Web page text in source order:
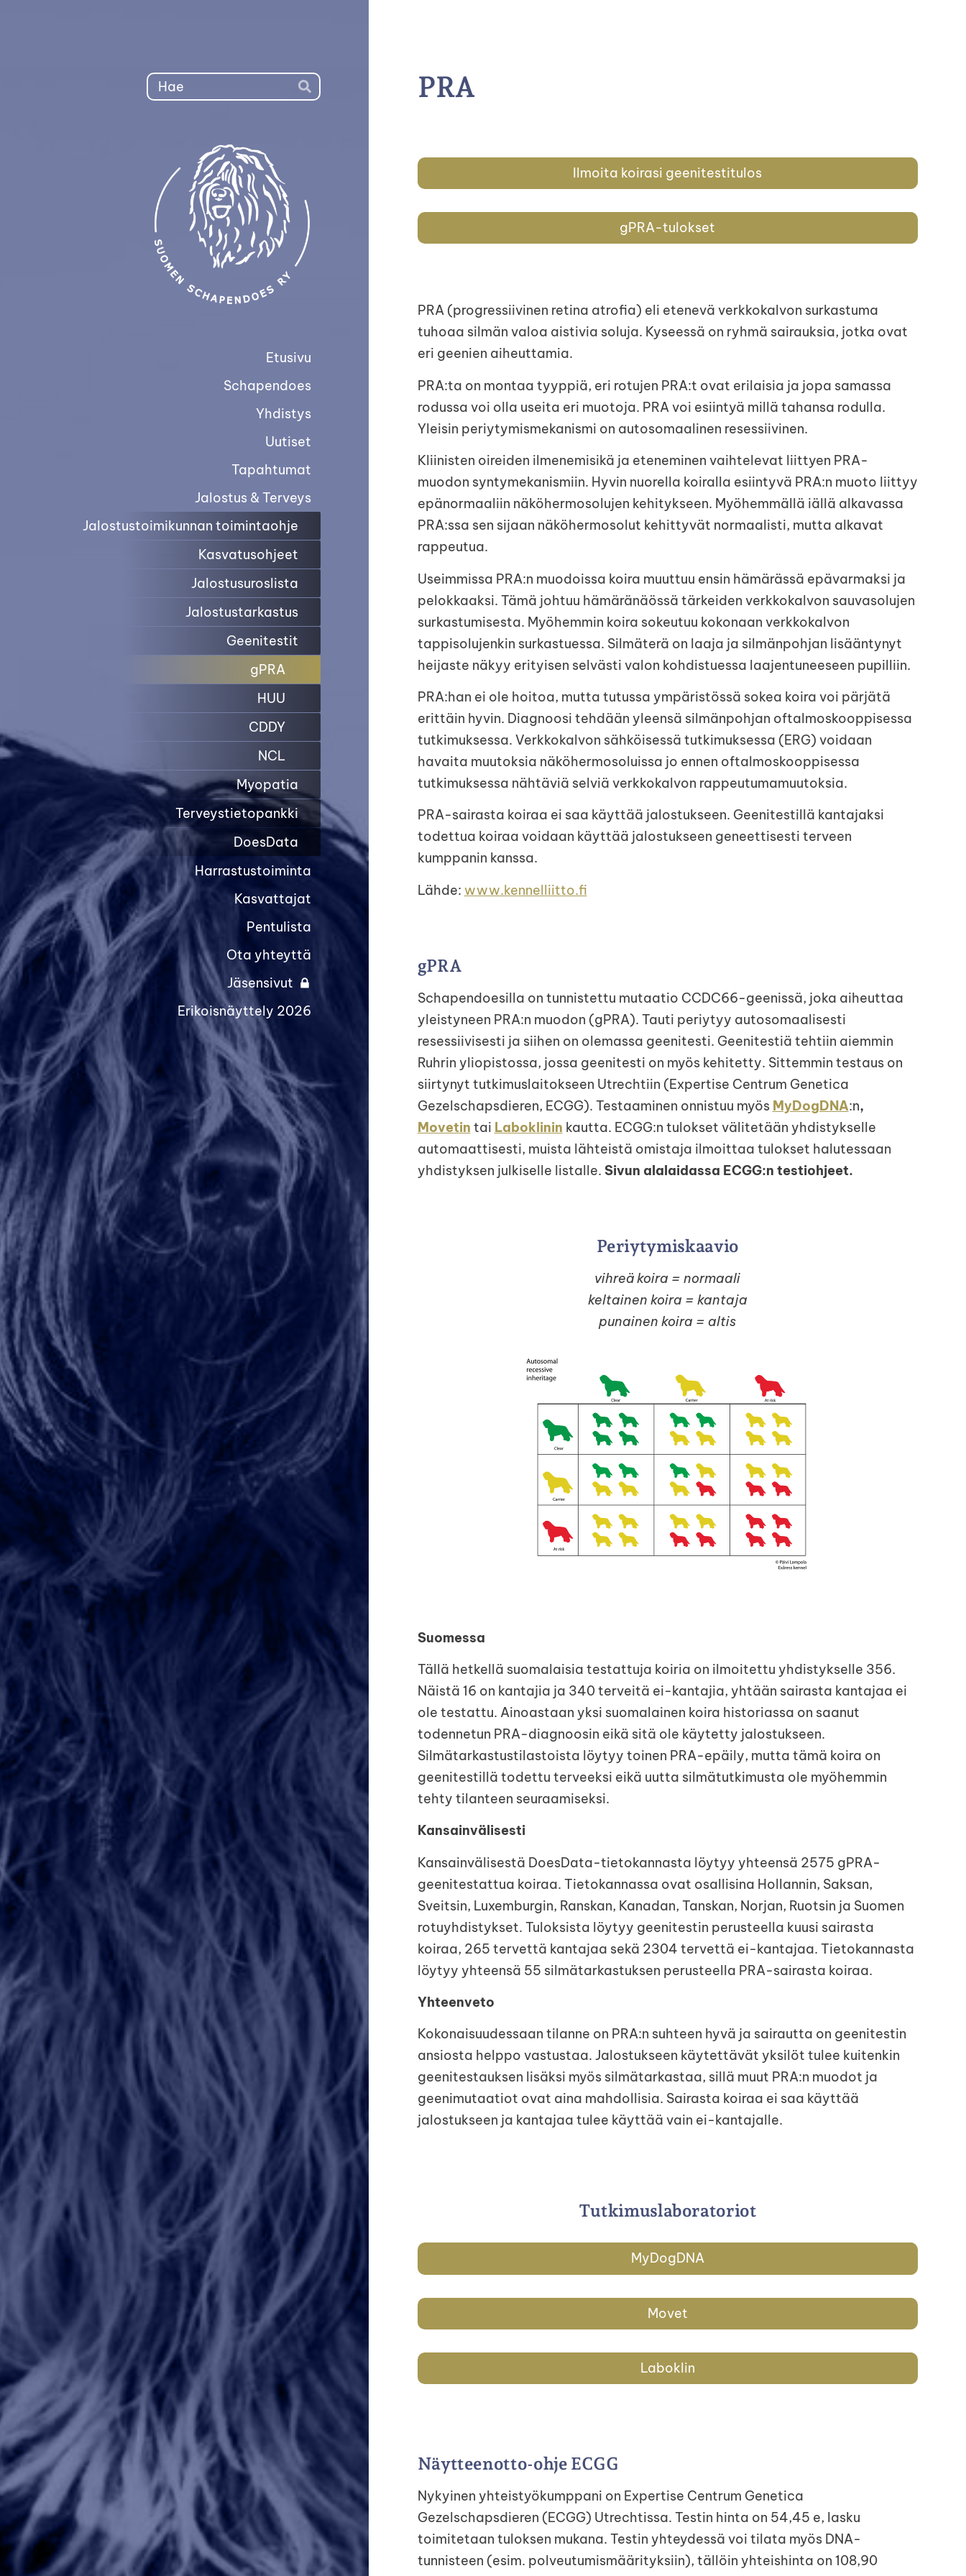
Haku
Hae
Etusivu
Schapendoes
Yhdistys
Uutiset
Tapahtumat
Jalostus & Terveys
Jalostustoimikunnan toimintaohje
Kasvatusohjeet
Jalostusuroslista
Jalostustarkastus
Geenitestit
gPRA
HUU
CDDY
NCL
Myopatia
Terveystietopankki
DoesData
Harrastustoiminta
Kasvattajat
Pentulista
Ota yhteyttä
Jäsensivut
Erikoisnäyttely 2026
PRA
Ilmoita koirasi geenitestitulos
gPRA-tulokset
PRA (progressiivinen retina atrofia) eli etenevä verkkokalvon surkastuma
tuhoaa silmän valoa aistivia soluja. Kyseessä on ryhmä sairauksia, jotka ovat
eri geenien aiheuttamia.
PRA:ta on montaa tyyppiä, eri rotujen PRA:t ovat erilaisia ja jopa samassa
rodussa voi olla useita eri muotoja. PRA voi esiintyä millä tahansa rodulla.
Yleisin periytymismekanismi on autosomaalinen resessiivinen.
Kliinisten oireiden ilmenemisikä ja eteneminen vaihtelevat liittyen PRA-
muodon syntymekanismiin. Hyvin nuorella koiralla esiintyvä PRA:n muoto liittyy
epänormaaliin näköhermosolujen kehitykseen. Myöhemmällä iällä alkavassa
PRA:ssa sen sijaan näköhermosolut kehittyvät normaalisti, mutta alkavat
rappeutua.
Useimmissa PRA:n muodoissa koira muuttuu ensin hämärässä epävarmaksi ja
pelokkaaksi. Tämä johtuu hämäränäössä tärkeiden verkkokalvon sauvasolujen
surkastumisesta. Myöhemmin koira sokeutuu kokonaan verkkokalvon
tappisolujenkin surkastuessa. Silmäterä on laaja ja silmänpohjan lisääntynyt
heijaste näkyy erityisen selvästi valon kohdistuessa laajentuneeseen pupilliin.
PRA:han ei ole hoitoa, mutta tutussa ympäristössä sokea koira voi pärjätä
erittäin hyvin. Diagnoosi tehdään yleensä silmänpohjan oftalmoskooppisessa
tutkimuksessa. Verkkokalvon sähköisessä tutkimuksessa (ERG) voidaan
havaita muutoksia näköhermosoluissa jo ennen oftalmoskooppisessa
tutkimuksessa nähtäviä selviä verkkokalvon rappeutumamuutoksia.
PRA-sairasta koiraa ei saa käyttää jalostukseen. Geenitestillä kantajaksi
todettua koiraa voidaan käyttää jalostukseen geneettisesti terveen
kumppanin kanssa.
Lähde: www.kennelliitto.fi
gPRA
Schapendoesilla on tunnistettu mutaatio CCDC66-geenissä, joka aiheuttaa
yleistyneen PRA:n muodon (gPRA). Tauti periytyy autosomaalisesti
resessiivisesti ja siihen on olemassa geenitesti. Geenitestiä tehtiin aiemmin
Ruhrin yliopistossa, jossa geenitesti on myös kehitetty. Sittemmin testaus on
siirtynyt tutkimuslaitokseen Utrechtiin (Expertise Centrum Genetica
Gezelschapsdieren, ECGG). Testaaminen onnistuu myös MyDogDNA:n,
Movetin tai Laboklinin kautta. ECGG:n tulokset välitetään yhdistykselle
automaattisesti, muista lähteistä omistaja ilmoittaa tulokset halutessaan
yhdistyksen julkiselle listalle. Sivun alalaidassa ECGG:n testiohjeet.
Periytymiskaavio
vihreä koira = normaali
keltainen koira = kantaja
punainen koira = altis
Suomessa
Tällä hetkellä suomalaisia testattuja koiria on ilmoitettu yhdistykselle 356.
Näistä 16 on kantajia ja 340 terveitä ei-kantajia, yhtään sairasta kantajaa ei
ole testattu. Ainoastaan yksi suomalainen koira historiassa on saanut
todennetun PRA-diagnoosin eikä sitä ole käytetty jalostukseen.
Silmätarkastustilastoista löytyy toinen PRA-epäily, mutta tämä koira on
geenitestillä todettu terveeksi eikä uutta silmätutkimusta ole myöhemmin
tehty tilanteen seuraamiseksi.
Kansainvälisesti
Kansainvälisestä DoesData-tietokannasta löytyy yhteensä 2575 gPRA-
geenitestattua koiraa. Tietokannassa ovat osallisina Hollannin, Saksan,
Sveitsin, Luxemburgin, Ranskan, Kanadan, Tanskan, Norjan, Ruotsin ja Suomen
rotuyhdistykset. Tuloksista löytyy geenitestin perusteella kuusi sairasta
koiraa, 265 tervettä kantajaa sekä 2304 tervettä ei-kantajaa. Tietokannasta
löytyy yhteensä 55 silmätarkastuksen perusteella PRA-sairasta koiraa.
Yhteenveto
Kokonaisuudessaan tilanne on PRA:n suhteen hyvä ja sairautta on geenitestin
ansiosta helppo vastustaa. Jalostukseen käytettävät yksilöt tulee kuitenkin
geenitestauksen lisäksi myös silmätarkastaa, sillä muut PRA:n muodot ja
geenimutaatiot ovat aina mahdollisia. Sairasta koiraa ei saa käyttää
jalostukseen ja kantajaa tulee käyttää vain ei-kantajalle.
Tutkimuslaboratoriot
MyDogDNA
Movet
Laboklin
Näytteenotto-ohje ECGG
Nykyinen yhteistyökumppani on Expertise Centrum Genetica
Gezelschapsdieren (ECGG) Utrechtissa. Testin hinta on 54,45 e, lasku
toimitetaan tuloksen mukana. Testin yhteydessä voi tilata myös DNA-
tunnisteen (esim. polveutumismäärityksiin), tällöin yhteishinta on 108,90